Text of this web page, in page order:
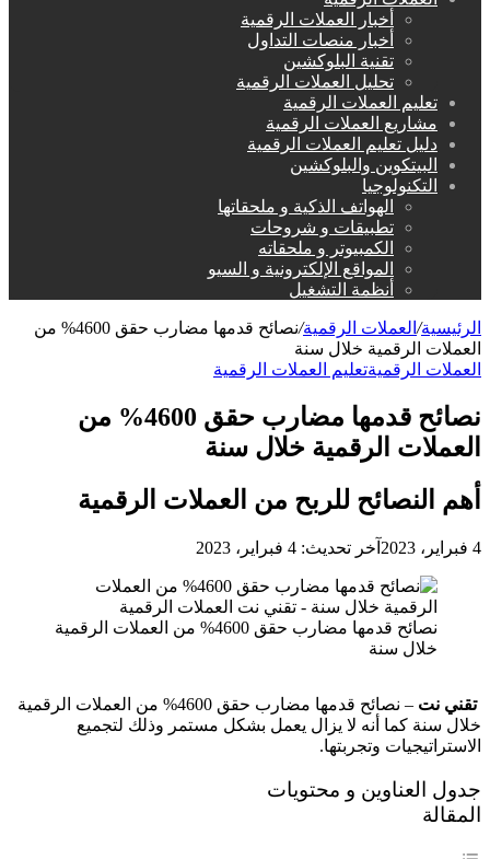
أخبار العملات الرقمية
أخبار منصات التداول
تقنية البلوكشين
تحليل العملات الرقمية
تعليم العملات الرقمية
مشاريع العملات الرقمية
دليل تعليم العملات الرقمية
البيتكوين والبلوكشين
التكنولوجيا
الهواتف الذكية و ملحقاتها
تطبيقات و شروحات
الكمبيوتر و ملحقاته
المواقع الإلكترونية و السيو
أنظمة التشغيل
الرئيسية/ العملات الرقمية/
نصائح قدمها مضارب حقق 4600% من
العملات الرقمية خلال سنة
العملات الرقميةتعليم العملات الرقمية
نصائح قدمها مضارب حقق 4600% من
العملات الرقمية خلال سنة
أهم النصائح للربح من العملات الرقمية
4 فبراير، 2023 آخر تحديث: 4 فبراير، 2023
نصائح قدمها مضارب حقق 4600% من العملات الرقمية
خلال سنة
تقني نت
– نصائح قدمها مضارب حقق 4600% من العملات الرقمية
خلال سنة كما أنه لا يزال يعمل بشكل مستمر وذلك لتجميع
الاستراتيجيات وتجربتها.
جدول العناوين و محتويات
المقالة